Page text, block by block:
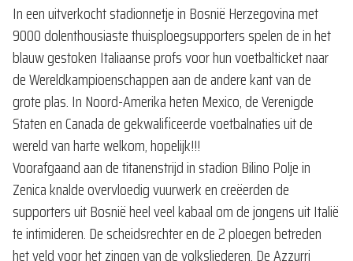
In een uitverkocht stadionnetje in Bosnië Herzegovina met
9000 dolenthousiaste thuisploegsupporters spelen de in het
blauw gestoken Italiaanse profs voor hun voetbalticket naar
de Wereldkampioenschappen aan de andere kant van de
grote plas. In Noord-Amerika heten Mexico, de Verenigde
Staten en Canada de gekwalificeerde voetbalnaties uit de
wereld van harte welkom, hopelijk!!!
Voorafgaand aan de titanenstrijd in stadion Bilino Polje in
Zenica knalde overvloedig vuurwerk en creëerden de
supporters uit Bosnië heel veel kabaal om de jongens uit Italië
te intimideren. De scheidsrechter en de 2 ploegen betreden
het veld voor het zingen van de volksliederen. De Azzurri